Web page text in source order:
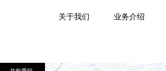
关于我们 业务介绍
并购重组 企业价值评估、股权价值评估